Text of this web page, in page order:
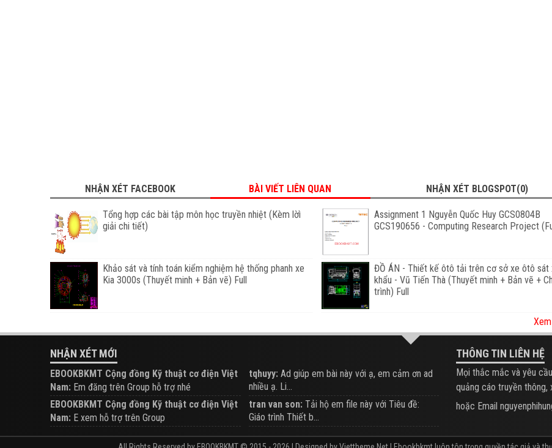
NHẬN XÉT FACEBOOK BÀI VIẾT LIÊN QUAN NHẬN XÉT BLOGSPOT(0)
Tổng hợp các bài tập môn học truyền nhiệt (Kèm lờì
giải chi tiết)
Assignment 1 Nguyễn Quốc Huy GCS0804B
GCS190656 - Computing Research Project
Khảo sát và tính toán kiểm nghiệm hệ thống phanh xe
Kia 3000s (Thuyết minh + Bản vẽ) Full
ĐỒ ÁN - Thiết kế ôtô tải trên cơ sở xe ôtô sát
khẩu - Vũ Tiến Thà (Thuyết minh + Bản vẽ +
trình) Full
NHẬN XÉT MỚI
EBOOKBKMT Cộng đồng Kỹ thuật cơ điện Việt
Nam: Em đăng trên Group hỗ trợ nhé
tqhuyy: Ad giúp em bài này với ạ, em cảm ơn ad
nhiều ạ. Li...
EBOOKBKMT Cộng đồng Kỹ thuật cơ điện Việt
Nam: E xem hỗ trợ trên Group
tran van son: Tải hộ em file này với Tiêu đề:
Giáo trình Thiết b...
THÔNG TIN LIÊN HỆ
Mọi thắc mắc và yêu
quảng cáo truyền thông,
hoặc Email